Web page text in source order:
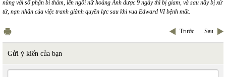
nùng với số phận bi thảm, lên ngôi nữ hoàng Anh được 9 ngày thì bị giam, và sau nầy bị xử
tử, nạn nhân của việc tranh giành quyền lực sau khi vua Edward VI bệnh mất.
Trước Sau
Gửi ý kiến của bạn